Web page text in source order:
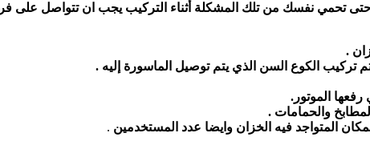
تحمي نفسك من تلك المشكلة أثناء التركيب يجب ان تتواصل على
.
تركيب الكوع السن الذي يتم توصيل الماسورة إليه .
الموتور.
والحمامات .
المتواجد فيه الخزان وايضا عدد المستخدمين .